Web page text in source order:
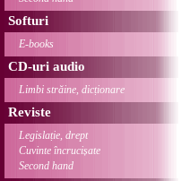
Softuri
E-books
CD-uri audio
Limbi străine, dicționare
Reviste
Legislație, drept
Cuvinte încrucișate
Second hand